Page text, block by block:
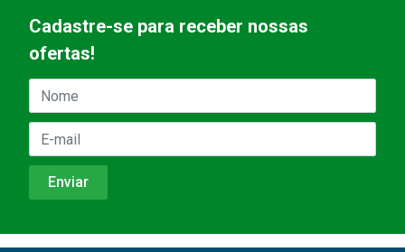
Cadastre-se para receber nossas
ofertas!